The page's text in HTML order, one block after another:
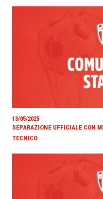
13/05/2025
SEPARAZIONE UFFICIALE CON
TECNICO